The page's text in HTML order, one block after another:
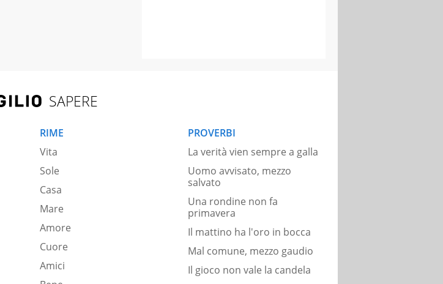
SAPERE
RIME
Vita
Sole
Casa
Mare
Amore
Cuore
Amici
PROVERBI
La verità vien sempre a galla
Uomo avvisato, mezzo
salvato
Una rondine non fa
primavera
Il mattino ha l'oro in bocca
Mal comune, mezzo gaudio
Il gioco non vale la candela